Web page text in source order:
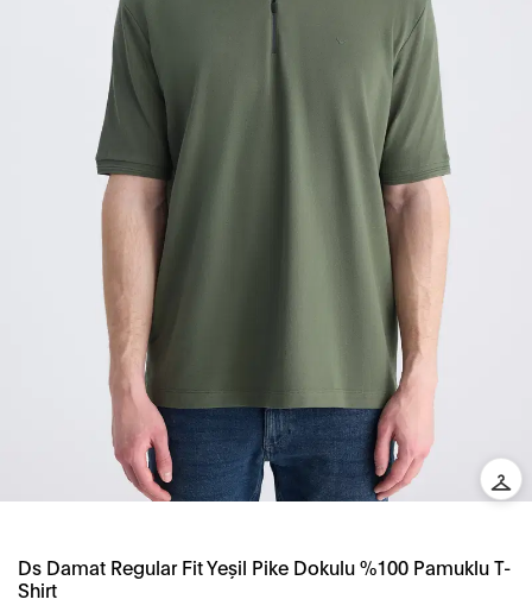
Ds Damat Regular Fit Yeşil Pike Dokulu %100 Pamuklu T-
Shirt